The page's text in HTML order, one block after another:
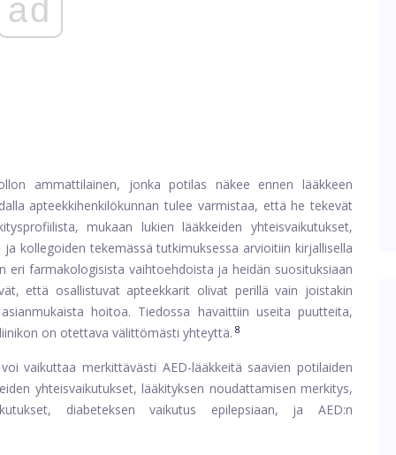
ad
ammattilainen, jonka potilas näkee ennen lääkkeen
apteekkihenkilökunnan tulee varmistaa, että he tekevät
mukaan lukien lääkkeiden yhteisvaikutukset,
kollegoiden tekemässä tutkimuksessa arvioitiin kirjallisella
eri farmakologisista vaihtoehdoista ja heidän suosituksiaan
että osallistuvat apteekkarit olivat perillä vain joistakin
hoitoa. Tiedossa havaittiin useita puutteita,
on otettava välittömästi yhteyttä. 8
vaikuttaa merkittävästi AED-lääkkeitä saavien potilaiden
yhteisvaikutukset, lääkityksen noudattamisen merkitys,
diabeteksen vaikutus epilepsiaan, ja AED:n